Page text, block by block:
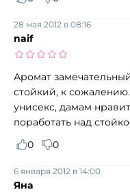
naif
28 мая 2012 в 08:16
Аромат
стойкий, к
унисекс, дамам
поработать над
0
0
Яна
6 января 2012 в 14:00